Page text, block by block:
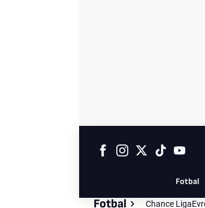
Fotbal
Fotbal Chance Liga